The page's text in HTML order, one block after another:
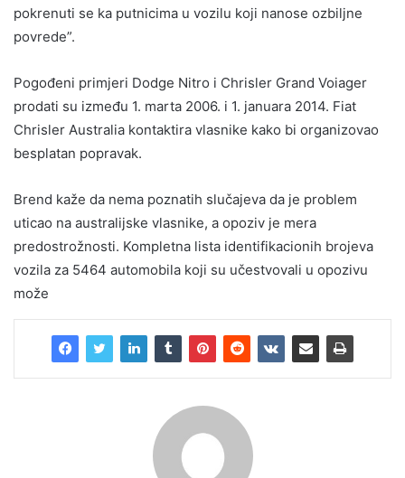
pokrenuti se ka putnicima u vozilu koji nanose ozbiljne
povrede”.
Pogođeni primjeri Dodge Nitro i Chrisler Grand Voiager
prodati su između 1. marta 2006. i 1. januara 2014. Fiat
Chrisler Australia kontaktira vlasnike kako bi organizovao
besplatan popravak.
Brend kaže da nema poznatih slučajeva da je problem
uticao na australijske vlasnike, a opoziv je mera
predostrožnosti. Kompletna lista identifikacionih brojeva
vozila za 5464 automobila koji su učestvovali u opozivu
može